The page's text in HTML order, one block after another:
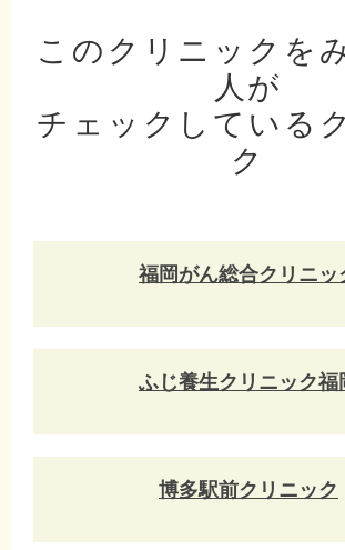
このクリニックを
人が
チェックしている
ク
福岡がん総合クリニッ
ふじ養生クリニック福
博多駅前クリニック